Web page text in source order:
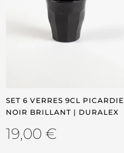
SET 6 VERRES 9CL PICARDIE
NOIR BRILLANT | DURALEX
19,00 €